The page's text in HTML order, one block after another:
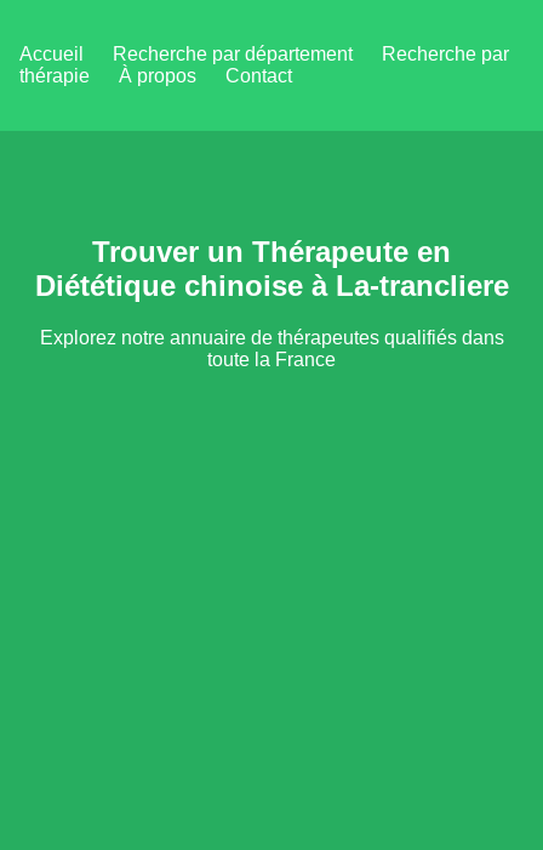
Accueil Recherche par département
Recherche par
thérapie
À propos Contact
Trouver un Thérapeute en
Diététique chinoise à La-trancliere
Explorez notre annuaire de thérapeutes qualifiés dans
toute la France